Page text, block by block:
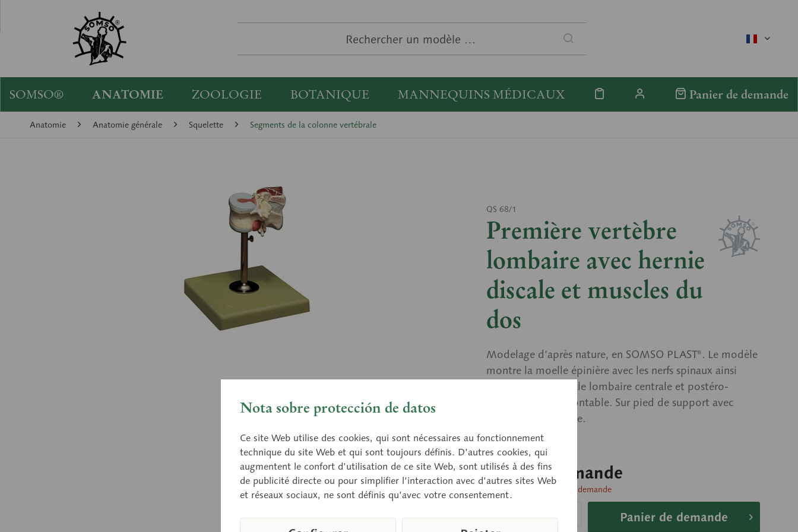
SOMSO® ANATOMIE ZOOLOGIE BOTANIQUE MANNEQUINS MÉDICAUX Panier de demande
Anatomie Anatomie générale Squelette Segments de la colonne vertébrale
QS 68/1
Première vertèbre
lombaire avec hernie
discale et muscles du
dos
Modelage d’après nature, en SOMSO PLAST®. Le modèle
montre la moelle épinière avec les nerfs spinaux ainsi
qu’une hernie discale lombaire centrale et postéro-
latérale. Non démontable. Sur pied de support avec
socle vert, amovible.
Prix sur demande
Délai de livraison sur demande
Panier de demande
Nota sobre protección de datos
Ce site Web utilise des cookies, qui sont nécessaires au fonctionnement
technique du site Web et qui sont toujours définis. D’autres cookies, qui
augmentent le confort d’utilisation de ce site Web, sont utilisés à des fins
de publicité directe ou pour simplifier l’interaction avec d’autres sites Web
et réseaux sociaux, ne sont définis qu’avec votre consentement.